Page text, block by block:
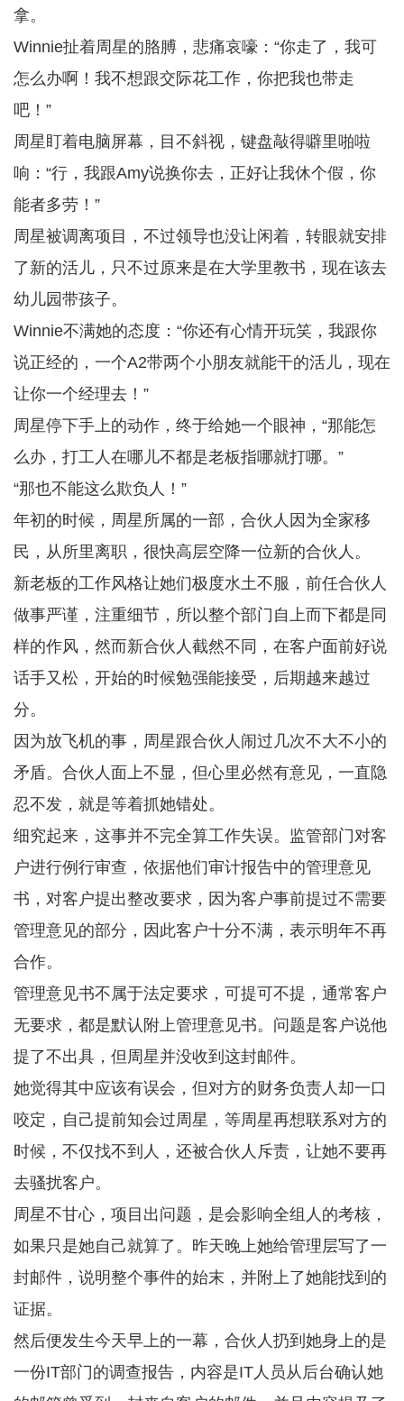
拿。
Winnie扯着周星的胳膊，悲痛哀嚎：“你走了，我可
怎么办啊！我不想跟交际花工作，你把我也带走
吧！”
周星盯着电脑屏幕，目不斜视，键盘敲得噼里啪啦
响：“行，我跟Amy说换你去，正好让我休个假，你
能者多劳！”
周星被调离项目，不过领导也没让闲着，转眼就安排
了新的活儿，只不过原来是在大学里教书，现在该去
幼儿园带孩子。
Winnie不满她的态度：“你还有心情开玩笑，我跟你
说正经的，一个A2带两个小朋友就能干的活儿，现在
让你一个经理去！”
周星停下手上的动作，终于给她一个眼神，“那能怎
么办，打工人在哪儿不都是老板指哪就打哪。”
“那也不能这么欺负人！”
年初的时候，周星所属的一部，合伙人因为全家移
民，从所里离职，很快高层空降一位新的合伙人。
新老板的工作风格让她们极度水土不服，前任合伙人
做事严谨，注重细节，所以整个部门自上而下都是同
样的作风，然而新合伙人截然不同，在客户面前好说
话手又松，开始的时候勉强能接受，后期越来越过
分。
因为放飞机的事，周星跟合伙人闹过几次不大不小的
矛盾。合伙人面上不显，但心里必然有意见，一直隐
忍不发，就是等着抓她错处。
细究起来，这事并不完全算工作失误。监管部门对客
户进行例行审查，依据他们审计报告中的管理意见
书，对客户提出整改要求，因为客户事前提过不需要
管理意见的部分，因此客户十分不满，表示明年不再
合作。
管理意见书不属于法定要求，可提可不提，通常客户
无要求，都是默认附上管理意见书。问题是客户说他
提了不出具，但周星并没收到这封邮件。
她觉得其中应该有误会，但对方的财务负责人却一口
咬定，自己提前知会过周星，等周星再想联系对方的
时候，不仅找不到人，还被合伙人斥责，让她不要再
去骚扰客户。
周星不甘心，项目出问题，是会影响全组人的考核，
如果只是她自己就算了。昨天晚上她给管理层写了一
封邮件，说明整个事件的始末，并附上了她能找到的
证据。
然后便发生今天早上的一幕，合伙人扔到她身上的是
一份IT部门的调查报告，内容是IT人员从后台确认她